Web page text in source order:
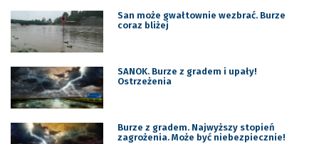
San może gwałtownie wezbrać. Burze
coraz bliżej
SANOK. Burze z gradem i upały!
Ostrzeżenia
Burze z gradem. Najwyższy stopień
zagrożenia. Może być niebezpiecznie!